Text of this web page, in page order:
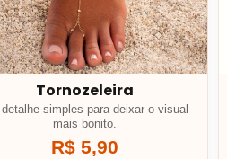
Tornozeleira
detalhe simples para deixar o visual
mais bonito.
R$ 5,90